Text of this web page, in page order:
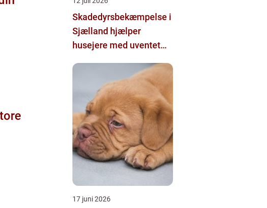
Skadedyrsbekæmpelse i
Sjælland hjælper
husejere med uventet
17 juni 2026